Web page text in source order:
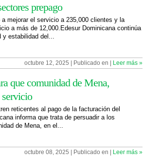
prepago
a mejorar el servicio a 235,000 clientes y la
a más de 12,000.Edesur Dominicana continúa
y estabilidad del...
octubre 12, 2025 | Publicado en | Leer más »
que comunidad de Mena,
reticentes al pago de la facturación del
informa que trata de persuadir a los
de Mena, en el...
octubre 08, 2025 | Publicado en | Leer más »